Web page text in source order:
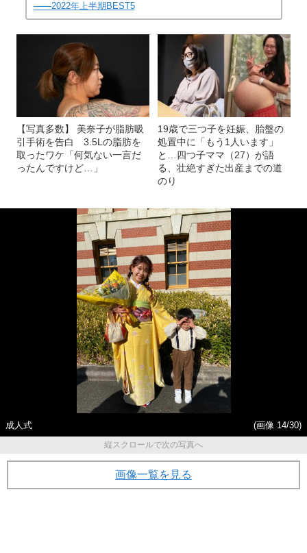
――2022年上半期BEST5
【写真多数】 美奈子が脂肪吸
引手術を告白 3.5Lの脂肪を
取ったワケ「何気ない一言だ
ったんですけど…」
19歳で三つ子を妊娠、胎盤の
処置中に「もう1人います」
と…四つ子ママ（27）が語
る、壮絶すぎた出産までの道
のり
成人式
(画像 14/30)
縦スクロールで次の写真へ
画像一覧を見る